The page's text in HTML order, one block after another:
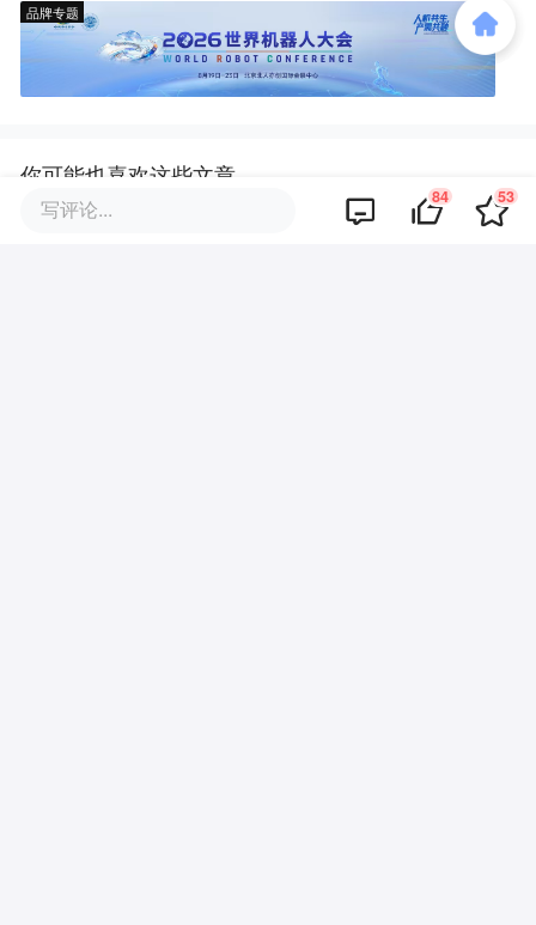
品牌专题
你可能也喜欢这些文章
写评论... 84 53